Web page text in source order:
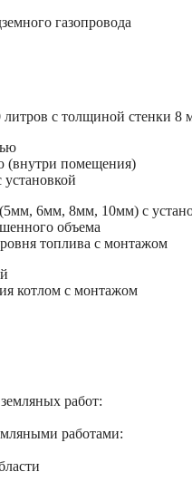
газопровода
с толщиной стенки 8
(внутри помещения)
6мм, 8мм, 10мм) с
объема
топлива с монтажом
котлом с монтажом
работ:
работами: